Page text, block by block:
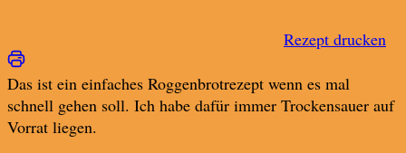
Rezept drucken
Das ist ein einfaches Roggenbrotrezept wenn es mal
schnell gehen soll. Ich habe dafür immer Trockensauer auf
Vorrat liegen.